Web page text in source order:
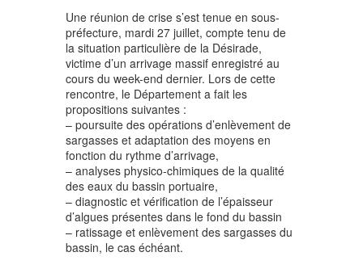
Une réunion de crise s’est tenue en sous-
préfecture, mardi 27 juillet, compte tenu de
la situation particulière de la Désirade,
victime d’un arrivage massif enregistré au
cours du week-end dernier. Lors de cette
rencontre, le Département a fait les
propositions suivantes :
– poursuite des opérations d’enlèvement de
sargasses et adaptation des moyens en
fonction du rythme d’arrivage,
– analyses physico-chimiques de la qualité
des eaux du bassin portuaire,
– diagnostic et vérification de l’épaisseur
d’algues présentes dans le fond du bassin
– ratissage et enlèvement des sargasses du
bassin, le cas échéant.